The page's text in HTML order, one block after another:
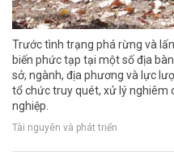
Trước tình trạng phá rừng và
biến phức tạp tại một số địa
sở, ngành, địa phương và lực
tổ chức truy quét, xử lý nghiêm
nghiệp.
Tài nguyên và phát triển